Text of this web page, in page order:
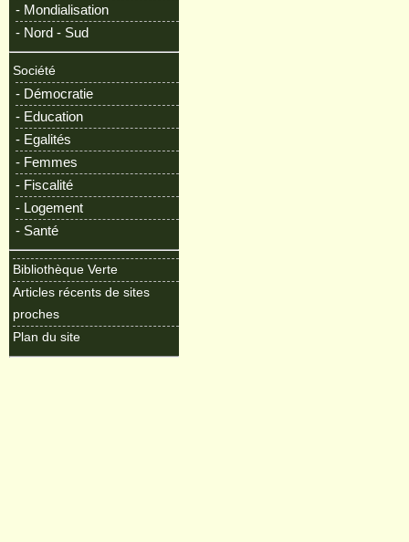
- Mondialisation
- Nord - Sud
Société
- Démocratie
- Education
- Egalités
- Femmes
- Fiscalité
- Logement
- Santé
Bibliothèque Verte
Articles récents de sites
proches
Plan du site